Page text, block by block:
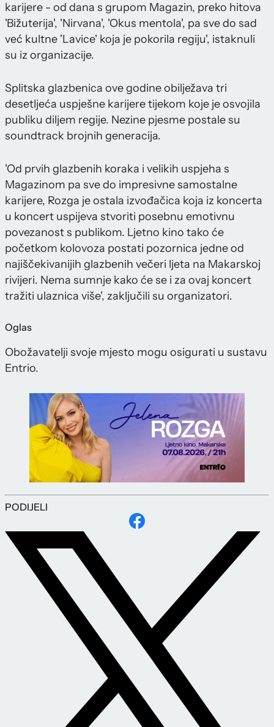
karijere - od dana s grupom Magazin, preko hitova
'Bižuterija', 'Nirvana', 'Okus mentola', pa sve do sad
već kultne 'Lavice' koja je pokorila regiju', istaknuli
su iz organizacije.
Splitska glazbenica ove godine obilježava tri
desetljeća uspješne karijere tijekom koje je osvojila
publiku diljem regije. Nezine pjesme postale su
soundtrack brojnih generacija.
'Od prvih glazbenih koraka i velikih uspjeha s
Magazinom pa sve do impresivne samostalne
karijere, Rozga je ostala izvođačica koja iz koncerta
u koncert uspijeva stvoriti posebnu emotivnu
povezanost s publikom. Ljetno kino tako će
početkom kolovoza postati pozornica jedne od
najiščekivanijih glazbenih večeri ljeta na Makarskoj
rivijeri. Nema sumnje kako će se i za ovaj koncert
tražiti ulaznica više', zaključili su organizatori.
Oglas
Obožavatelji svoje mjesto mogu osigurati u sustavu
Entrio.
PODIJELI